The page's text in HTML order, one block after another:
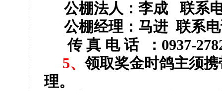
公棚法人：李成
联系
公棚经理：马进 联系
传 真 电 话 ： 0937-
5、领取奖金时鸽主须
理。